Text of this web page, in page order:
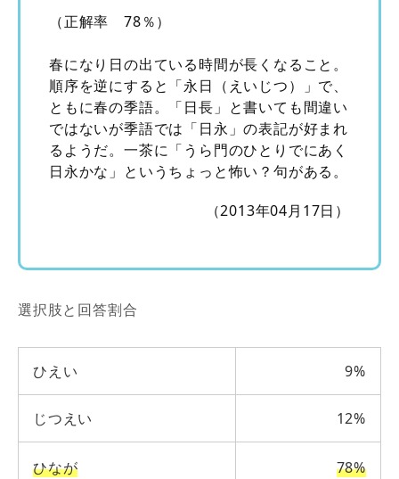
（正解率 78％）
春になり日の出ている時間が長くなること。
順序を逆にすると「永日（えいじつ）」で、
ともに春の季語。「日長」と書いても間違い
ではないが季語では「日永」の表記が好まれ
るようだ。一茶に「うら門のひとりでにあく
日永かな」というちょっと怖い？句がある。
（2013年04月17日）
選択肢と回答割合
ひえい 9%
じつえい 12%
ひなが 78%